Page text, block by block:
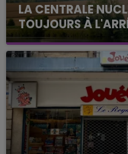
LA CENTRALE
TOUJOURS À
Cela fait déjà une
nucléaire ardennaise
justifiée par la
présente.